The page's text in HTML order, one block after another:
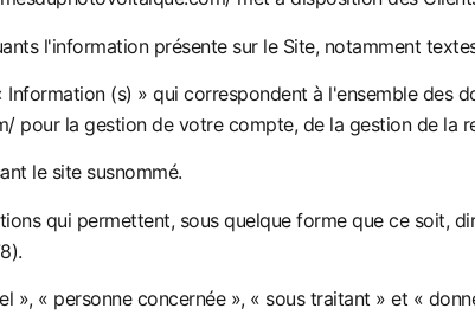
l'information présente sur le Site, notamment
Information (s) » qui correspondent à l'ensemble des
pour la gestion de votre compte, de la gestion de la
le site susnommé.
qui permettent, sous quelque forme que ce soit,
», « personne concernée », « sous traitant » et «